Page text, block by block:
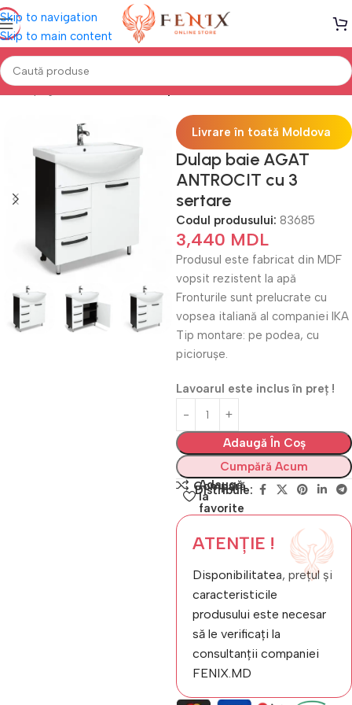
Skip to navigation
Skip to main content
Prima pagină Mobilă BAIE Dulap sub lavoar
Livrare în toată Moldova
Dulap baie AGAT
ANTROCIT cu 3
sertare
Codul produsului: 83685
3,440 MDL
Produsul este fabricat din MDF
vopsit rezistent la apă
Fronturile sunt prelucrate cu
vopsea italiană al companiei IKA
Tip montare: pe podea, cu
piciorușe.
Lavoarul este inclus în preț !
Adaugă În Coș
Cumpără Acum
Compară
Adaugă
la
favorite
Distribuie:
ATENȚIE !
Disponibilitatea, prețul și
caracteristicile
produsului este necesar
să le verificați la
consultanții companiei
FENIX.MD